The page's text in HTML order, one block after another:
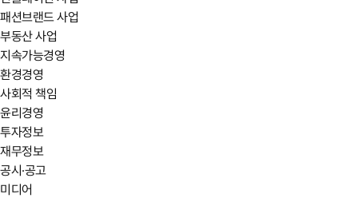
패션브랜드 사업
부동산 사업
지속가능경영
환경경영
사회적 책임
윤리경영
투자정보
재무정보
공시·공고
미디어